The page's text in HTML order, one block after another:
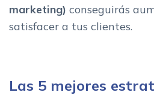
marketing) conseguirás
satisfacer a tus clientes.
Las 5 mejores